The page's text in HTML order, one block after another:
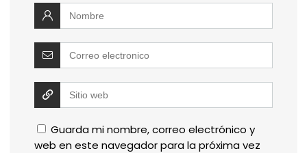
Guarda mi nombre, correo electrónico y
web en este navegador para la próxima vez